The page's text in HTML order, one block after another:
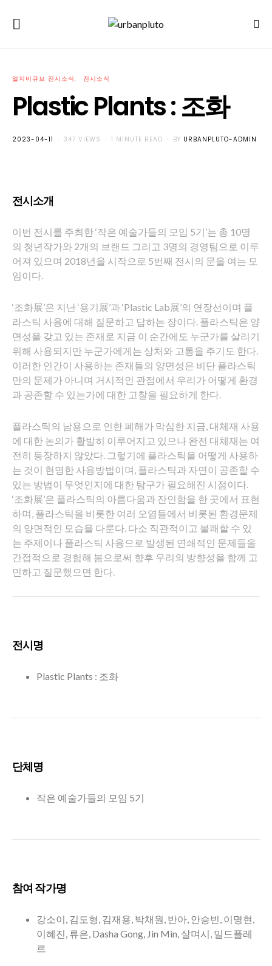
알지비큐브 전시소식 전시소식
Plastic Plants : 조화
POSTED
2023-04-11 347 VIEWS 1 MINUTE READ BY URBANPLUTO-ADMIN
전시소개
이번 전시를 주최한 ‘작은 예술가들의 모임 5기’는 총 10명
의 청년작가와 2개의 브랜드 그리고 3명의 경영팀으로 이루
어져 있으며 2018년을 시작으로 5번째 전시의 문을 여는 모
임이다.
‘조화展’은 지난 ‘용기展’과 ‘Plastic Lab展’의 연장선이며 플
라스틱 사용에 대해 질문하고 답하는 장이다. 플라스틱은 양
면성을 갖고 있는 존재로 지금 이 순간에도 누군가를 살리기
위해 사용되지만 누군가에게는 상처와 고통을 주기도 한다.
이러한 인간이 사용하는 존재들의 양면성은 비단 플라스틱
만의 문제가 아니며 거시적인 관점에서 우리가 어떻게 환경
과 공존할 수 있는가에 대한 고찰을 필요하게 한다.
플라스틱의 남용으로 인한 폐해가 막심한 지금, 대체재 사용
에 대한 논의가 활발히 이루어지고 있으나 완전 대체재는 여
전히 등장하지 않았다. 그렇기에 플라스틱을 어떻게 사용하
는 것이 현명한 사용방법이며, 플라스틱과 자연이 공존할 수
있는 방법이 무엇인지에 대한 탐구가 필요해진 시점이다.
‘조화展’은 플라스틱의 아름다움과 잔인함을 한 곳에서 표현
하며, 플라스틱을 비롯한 여러 오염들에서 비롯된 환경문제
의 양면적인 모습을 다룬다. 다소 직관적이고 불쾌할 수 있
는 주제이나 플라스틱 사용으로 발생된 연쇄적인 문제들을
간접적으로 경험해 봄으로써 향후 우리의 방향성을 함께 고
민하고 질문했으면 한다.
전시명
Plastic Plants : 조화
단체명
작은 예술가들의 모임 5기
참여 작가명
강소이, 김도형, 김재용, 박채원, 반아, 안승빈, 이명현,
이혜진, 류은, Dasha Gong, Jin Min, 살며시, 밀드플레
르